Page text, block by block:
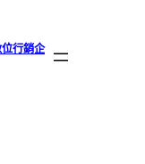
位行銷企